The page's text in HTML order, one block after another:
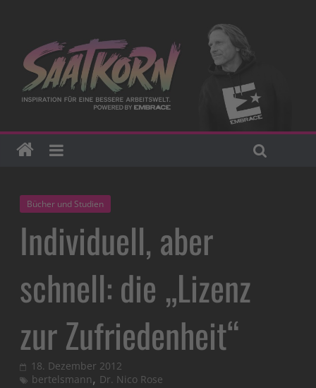
Bücher und Studien
Individuell, aber
schnell: die „Lizenz
zur Zufriedenheit“
18. Dezember 2012
bertelsmann, Dr. Nico Rose